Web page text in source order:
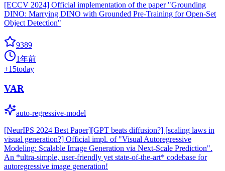
[ECCV 2024] Official implementation of the paper "Grounding
DINO: Marrying DINO with Grounded Pre-Training for Open-Set
Object Detection"
9389
1年前
+15today
VAR
auto-regressive-model
[NeurIPS 2024 Best Paper][GPT beats diffusion?] [scaling laws in
visual generation?] Official impl. of "Visual Autoregressive
Modeling: Scalable Image Generation via Next-Scale Prediction".
An *ultra-simple, user-friendly yet state-of-the-art* codebase for
autoregressive image generation!